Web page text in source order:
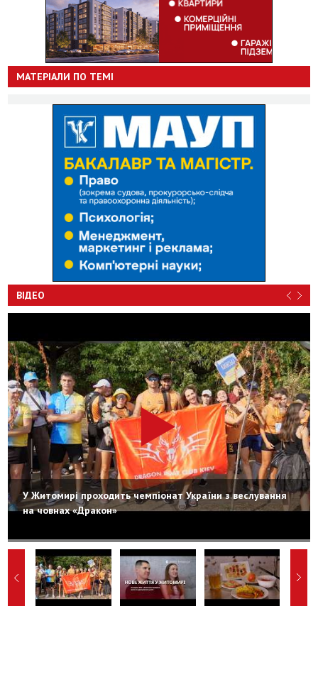
МАТЕРІАЛИ ПО ТЕМІ
ВІДЕО
У Житомирі проходить чемпіонат України з веслування
на човнах «Дракон»